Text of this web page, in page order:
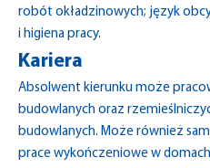
robót okładzinowych; język
i higiena pracy.
Kariera
Absolwent kierunku może
budowlanych oraz
budowlanych. Może również
prace wykończeniowe w